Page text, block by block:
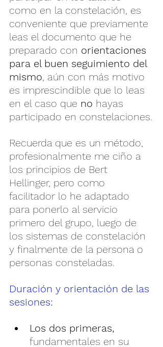
como en la constelación, es
conveniente que previamente
leas el documento que he
preparado con orientaciones
para el buen seguimiento del
mismo, aún con más motivo
es imprescindible que lo leas
en el caso que no hayas
participado en constelaciones.
Recuerda que es un método,
profesionalmente me ciño a
los principios de Bert
Hellinger, pero como
facilitador lo he adaptado
para ponerlo al servicio
primero del grupo, luego de
los sistemas de constelación
y finalmente de la persona o
personas consteladas.
Duración y orientación de las
sesiones:
Los dos primeras,
fundamentales en su